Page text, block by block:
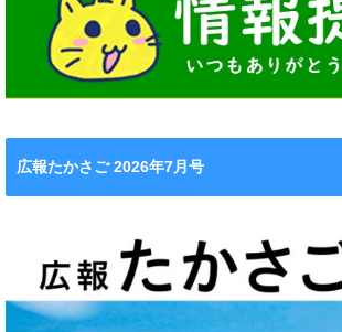
広報たかさご 2026年7月号